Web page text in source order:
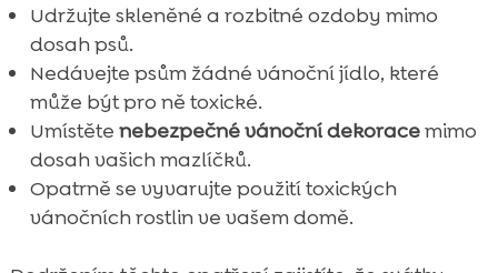
Udržujte skleněné a rozbitné ozdoby mimo
dosah psů.
Nedávejte psům žádné vánoční jídlo, které
může být pro ně toxické.
Umístěte nebezpečné vánoční dekoracemimo
dosah vašich mazlíčků.
Opatrně se vyvarujte použití toxických
vánočních rostlin ve vašem domě.